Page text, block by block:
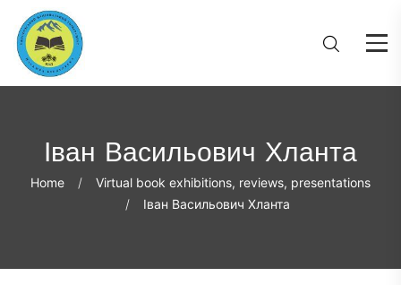
Іван Васильович Хланта
Home
Virtual book exhibitions, reviews, presentations
Іван Васильович Хланта